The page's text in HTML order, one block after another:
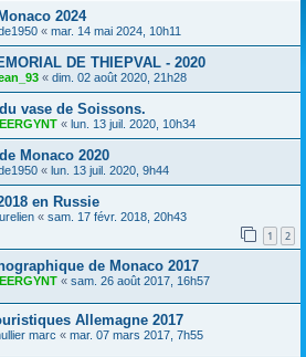
2024
« mar. 14 mai 2024, 10h11
DE THIEPVAL - 2020
« dim. 02 août 2020, 21h28
vase de Soissons.
« lun. 13 juil. 2020, 10h34
Monaco 2020
« lun. 13 juil. 2020, 9h44
en Russie
« sam. 17 févr. 2018, 20h43
1 2
de Monaco 2017
« sam. 26 août 2017, 16h57
Allemagne 2017
marc « mar. 07 mars 2017, 7h55